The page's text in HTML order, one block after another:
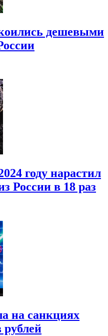
дешевыми
году нарастил
России в 18 раз
на санкциях
рублей